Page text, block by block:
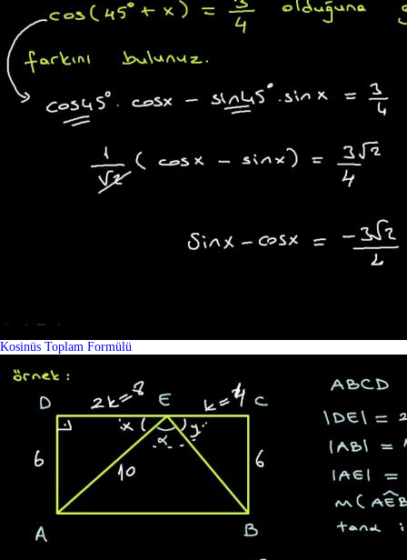
Kosinüs Toplam Formülü